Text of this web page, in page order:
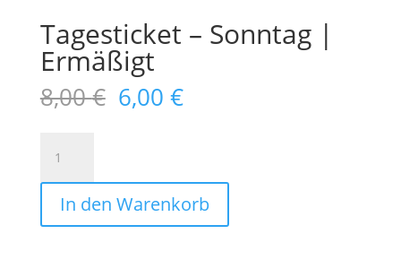
Tagesticket – Sonntag |
Ermäßigt
8,00€ Ursprünglicher
Preis
6,00 €Aktueller
Preis
Sonntag
Ermäßigt
In den Warenkorb